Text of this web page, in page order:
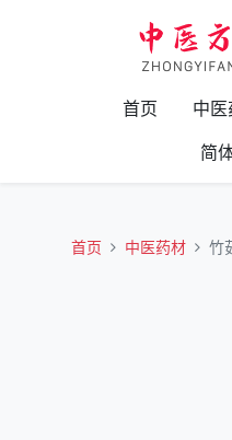
首页 中
简
首页 中医药材 竹